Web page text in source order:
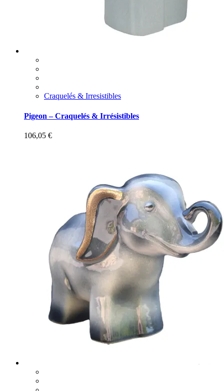
Craquelés & Irresistibles
Pigeon – Craquelés & Irrésistibles
106,05 €